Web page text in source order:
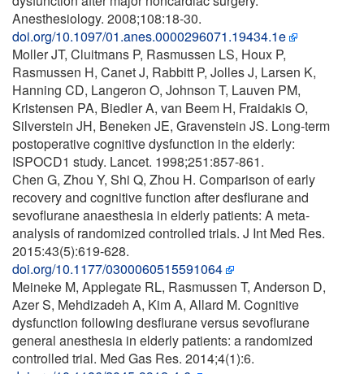
Anesthesiology. 2008;108:18-30.
doi.org/10.1097/01.anes.0000296071.19434.1e
Moller JT, Cluitmans P, Rasmussen LS, Houx P,
Rasmussen H, Canet J, Rabbitt P, Jolles J, Larsen K,
Hanning CD, Langeron O, Johnson T, Lauven PM,
Kristensen PA, Biedler A, van Beem H, Fraidakis O,
Silverstein JH, Beneken JE, Gravenstein JS. Long-term
postoperative cognitive dysfunction in the elderly:
ISPOCD1 study. Lancet. 1998;251:857-861.
Chen G, Zhou Y, Shi Q, Zhou H. Comparison of early
recovery and cognitive function after desflurane and
sevoflurane anaesthesia in elderly patients: A meta-
analysis of randomized controlled trials. J Int Med Res.
2015:43(5):619-628.
doi.org/10.1177/0300060515591064
Meineke M, Applegate RL, Rasmussen T, Anderson D,
Azer S, Mehdizadeh A, Kim A, Allard M. Cognitive
dysfunction following desflurane versus sevoflurane
general anesthesia in elderly patients: a randomized
controlled trial. Med Gas Res. 2014;4(1):6.